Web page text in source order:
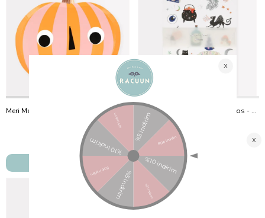
Meri Meri
SEPETE EKLE
Meri Meri - Making Magic Tattoos - Make Magic Geçici Dövmeler (2'Li)
₺800,00
SEPETE EKLE